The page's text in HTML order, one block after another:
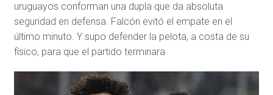
uruguayos conforman una dupla que da absoluta
seguridad en defensa. Falcón evitó el empate en el
último minuto. Y supo defender la pelota, a costa de su
físico, para que el partido terminara